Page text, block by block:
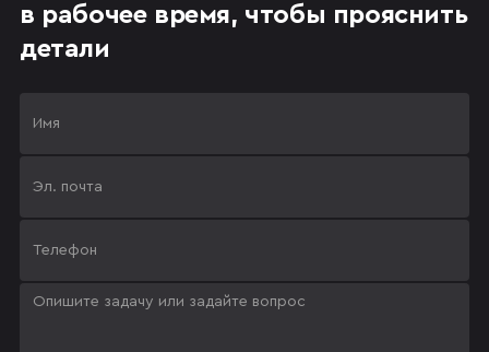
в рабочее время, чтобы прояснить
детали